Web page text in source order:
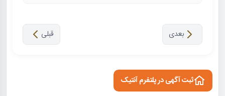
قبلی بعدی
ثبت آگهی در پلتفرم آنتیک